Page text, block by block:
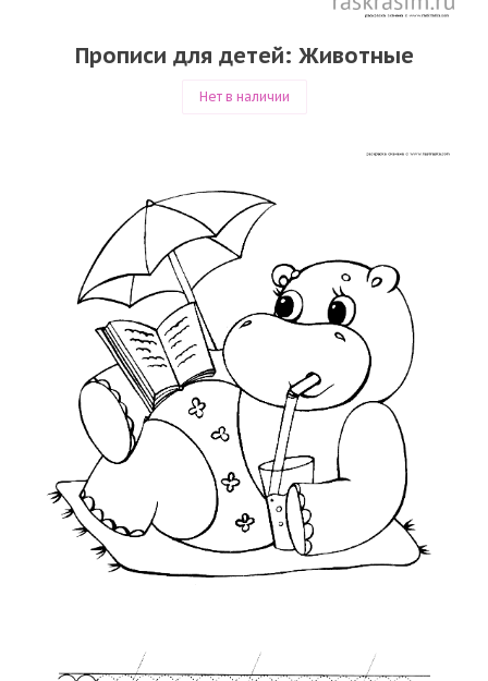
Прописи для детей: Животные
Нет в наличии